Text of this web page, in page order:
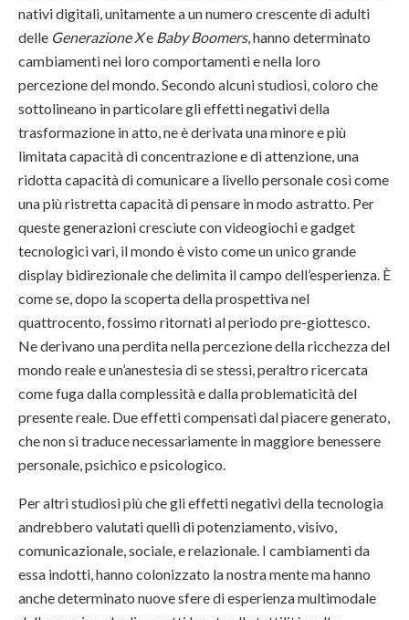
nativi digitali, unitamente a un numero crescente di adulti
delle Generazione Xe Baby Boomers, hanno determinato
cambiamenti nei loro comportamenti e nella loro
percezione del mondo. Secondo alcuni studiosi, coloro che
sottolineano in particolare gli effetti negativi della
trasformazione in atto, ne è derivata una minore e più
limitata capacità di concentrazione e di attenzione, una
ridotta capacità di comunicare a livello personale così come
una più ristretta capacità di pensare in modo astratto. Per
queste generazioni cresciute con videogiochi e gadget
tecnologici vari, il mondo è visto come un unico grande
display bidirezionale che delimita il campo dell’esperienza. È
come se, dopo la scoperta della prospettiva nel
quattrocento, fossimo ritornati al periodo pre-giottesco.
Ne derivano una perdita nella percezione della ricchezza del
mondo reale e un’anestesia di se stessi, peraltro ricercata
come fuga dalla complessità e dalla problematicità del
presente reale. Due effetti compensati dal piacere generato,
che non si traduce necessariamente in maggiore benessere
personale, psichico e psicologico.
Per altri studiosi più che gli effetti negativi della tecnologia
andrebbero valutati quelli di potenziamento, visivo,
comunicazionale, sociale, e relazionale. I cambiamenti da
essa indotti, hanno colonizzato la nostra mente ma hanno
anche determinato nuove sfere di esperienza multimodale